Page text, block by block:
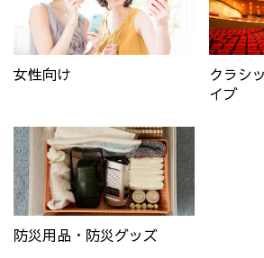
女性向け
クラシ
イブ
防災用品・防災グッズ